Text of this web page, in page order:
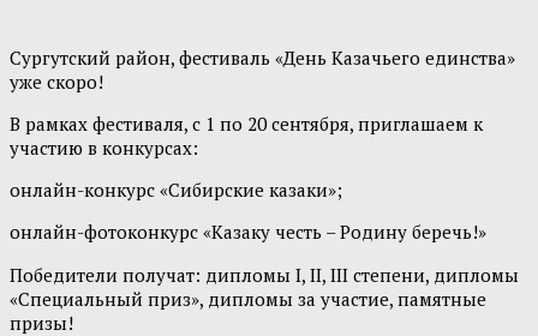
Сургутский район, фестиваль «День Казачьего единства»
уже скоро!
В рамках фестиваля, с 1 по 20 сентября, приглашаем к
участию в конкурсах:
онлайн-конкурс «Сибирские казаки»;
онлайн-фотоконкурс «Казаку честь – Родину беречь!»
Победители получат: дипломы I, II, III степени, дипломы
«Специальный приз», дипломы за участие, памятные
призы!